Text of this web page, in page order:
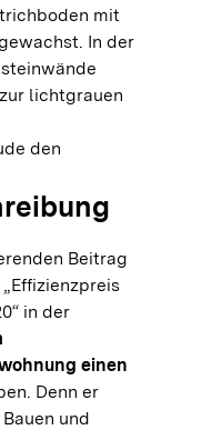
mit
In der
lichtgrauen
den
Beitrag
in der
einen
Denn er
und